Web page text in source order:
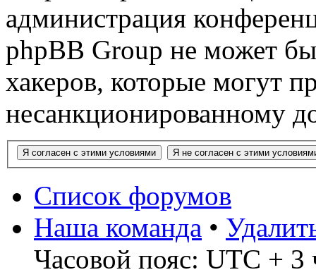
администрация
phpBB Group не может
хакеров, которые могут
несанкционированному
Список форумов
Наша команда •
Часовой пояс: UTC + 3